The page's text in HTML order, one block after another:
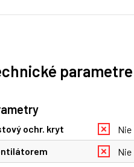
parametre
ochr. kryt
Nie
Nie